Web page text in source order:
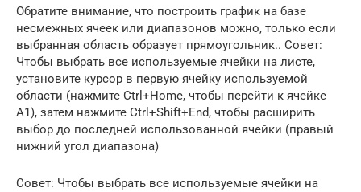
Обратите внимание, что построить график на базе
несмежных ячеек или диапазонов можно, только если
выбранная область образует прямоугольник.. Совет:
Чтобы выбрать все используемые ячейки на листе,
установите курсор в первую ячейку используемой
области (нажмите Ctrl+Home, чтобы перейти к ячейке
А1), затем нажмите Ctrl+Shift+End, чтобы расширить
выбор до последней использованной ячейки (правый
нижний угол диапазона)
Совет: Чтобы выбрать все используемые ячейки на